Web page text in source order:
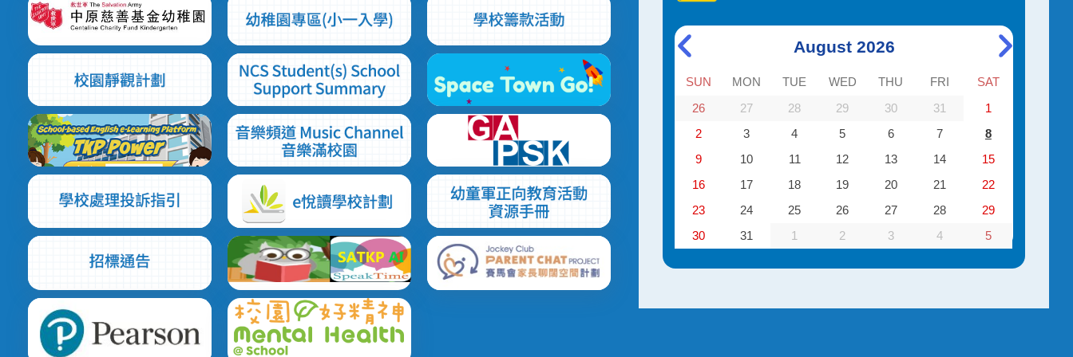
August 2026
SUN MON TUE WED THU FRI
SAT
26
27 28 29 30 31
1
2
3 4 5 6 7
8
9
10 11 12 13 14
15
16
17 18 19 20 21
22
23
24 25 26 27 28
29
30
31 1 2 3 4 5